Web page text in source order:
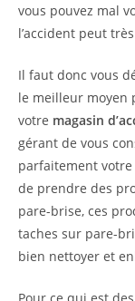
vous pouvez mal
l’accident peut
Il faut donc vous
le meilleur moyen
votre magasin
gérant de vous
parfaitement
de prendre des
pare-brise, ces
taches sur pare-
bien nettoyer et
Pour ce qui est